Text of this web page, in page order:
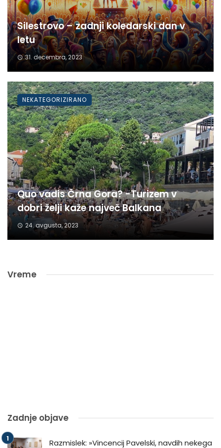
Silestrovo – zadnji koledarski dan v
letu
31. decembra, 2023
Quo vadis Črna Gora? -Turizem v
dobri želji kaže največ Balkana
24. avgusta, 2023
NEKATEGORIZIRANO
Vreme
Zadnje objave
Razmislek: »Vincencij Pavelski, navdih nekega